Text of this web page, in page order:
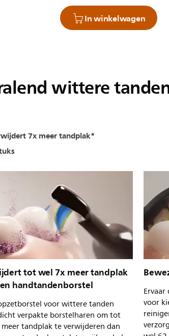
In winkelwagen
wittere
7x meer tandplak*
tot wel 7x meer tandplak
handtandenborstel
voor wittere tanden
verpakte borstelharen om tot
tandplak te verwijderen dan
voor